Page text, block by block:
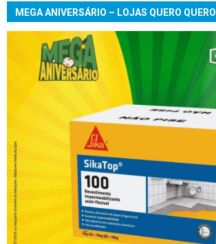
MEGA ANIVERSÁRIO – LOJAS QUERO QUERO